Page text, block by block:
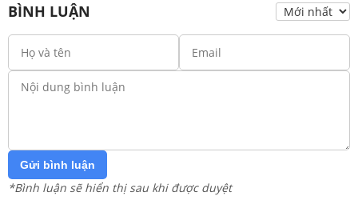
BÌNH LUẬN
Gửi bình luận
*Bình luận sẽ hiển thị sau khi được duyệt